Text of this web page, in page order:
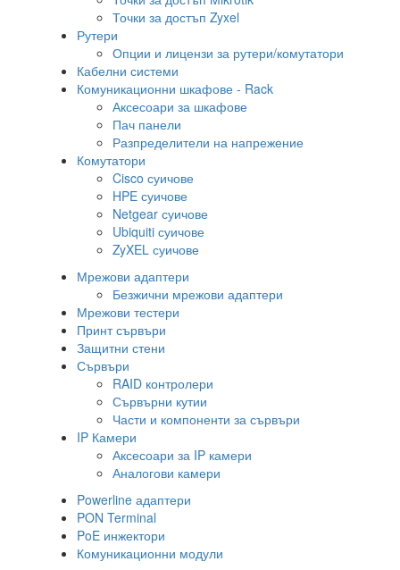
Точки за достъп Zyxel
Рутери
Опции и лицензи за рутери/комутатори
Кабелни системи
Комуникационни шкафове - Rack
Аксесоари за шкафове
Пач панели
Разпределители на напрежение
Комутатори
Cisco суичове
HPE суичове
Netgear суичове
Ubiquiti суичове
ZyXEL суичове
Мрежови адаптери
Безжични мрежови адаптери
Мрежови тестери
Принт сървъри
Защитни стени
Сървъри
RAID контролери
Сървърни кутии
Части и компоненти за сървъри
IP Камери
Аксесоари за IP камери
Аналогови камери
Powerline адаптери
PON Terminal
PoE инжектори
Комуникационни модули